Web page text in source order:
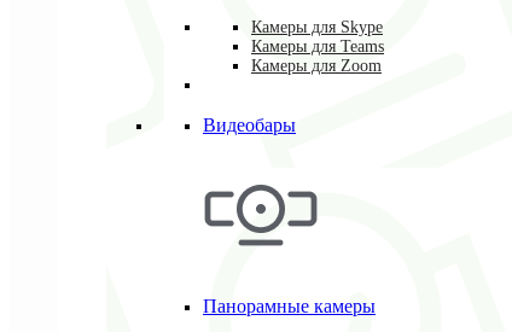
Камеры для Skype
Камеры для Teams
Камеры для Zoom
Видеобары
Панорамные камеры